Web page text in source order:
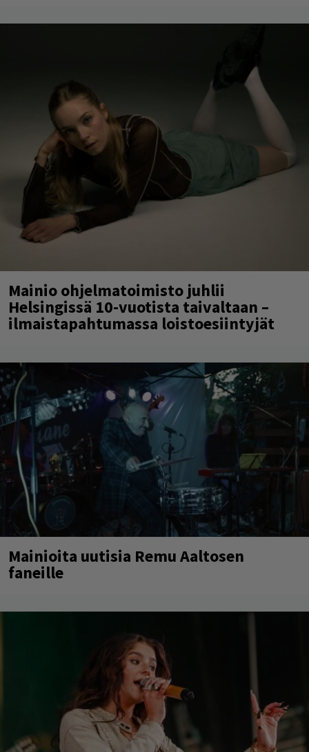
Mainio ohjelmatoimisto juhlii
Helsingissä 10-vuotista taivaltaan –
ilmaistapahtumassa loistoesiintyjät
Mainioita uutisia Remu Aaltosen
faneille